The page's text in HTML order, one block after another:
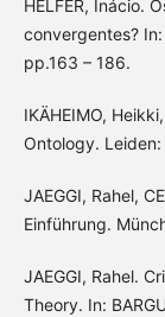
HELFER, Inácio.
convergentes?
pp.163 – 186.
IKÄHEIMO,
Ontology.
JAEGGI, Rahel,
Einführung.
JAEGGI, Rahel.
Theory. In: